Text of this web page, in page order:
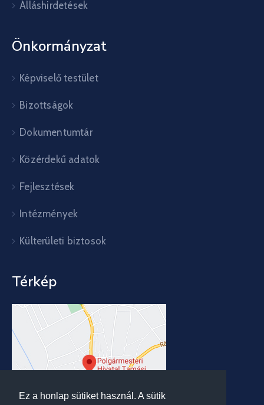
Ez a honlap sütiket használ. A sütik
Álláshirdetések
Önkormányzat
Képviselő testület
Bizottságok
Dokumentumtár
Közérdekű adatok
Fejlesztések
Intézmények
Külterületi biztosok
Térkép